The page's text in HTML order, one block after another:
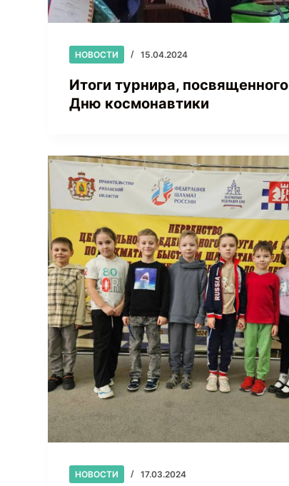
НОВОСТИ 15.04.2024
Итоги турнира, посвященного
Дню космонавтики
НОВОСТИ 17.03.2024